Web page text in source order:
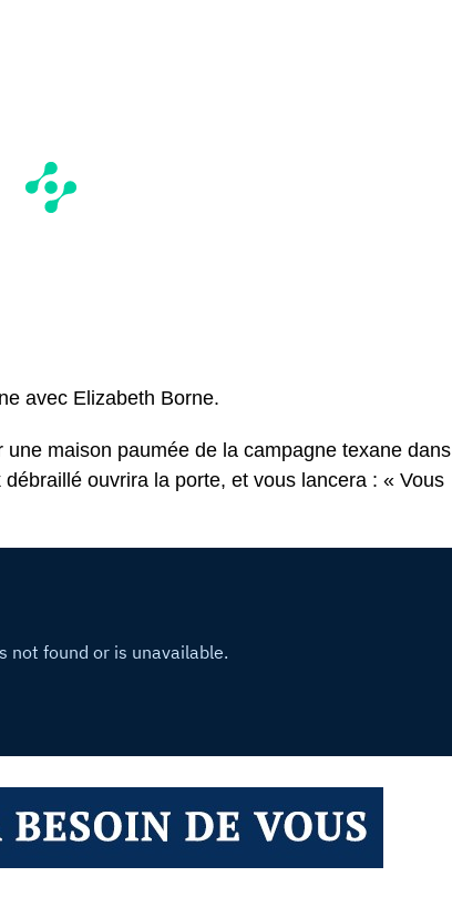
avec Elizabeth Borne.
une maison paumée de la campagne texane dans
ouvrira la porte, et vous lancera : « Vous